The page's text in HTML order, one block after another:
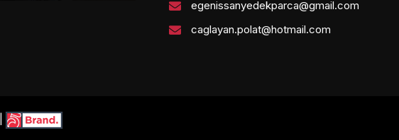
egenissanyedekparca@gmail.com
caglayan.polat@hotmail.com